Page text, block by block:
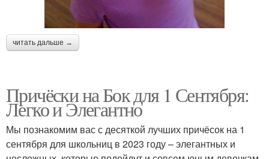
читать дальше →
Причёски на Бок для 1 Сентября:
Легко и Элегантно
Мы познакомим вас с десяткой лучших причёсок на 1
сентября для школьниц в 2023 году – элегантных и